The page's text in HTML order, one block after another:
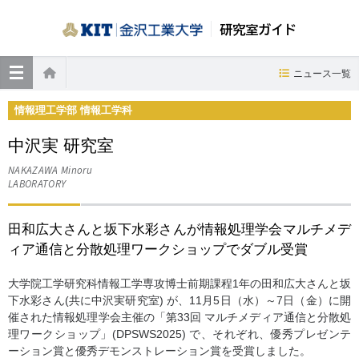
研究室ガイド
ホーム
ニュース一覧
情報理工学部 情報工学科
中沢実 研究室
NAKAZAWA Minoru
LABORATORY
田和広大さんと坂下水彩さんが情報処理学会マルチメデ
ィア通信と分散処理ワークショップでダブル受賞
大学院工学研究科情報工学専攻博士前期課程1年の田和広大さんと坂
下水彩さん(共に中沢実研究室) が、11月5日（水）～7日（金）に開
催された情報処理学会主催の「第33回 マルチメディア通信と分散処
理ワークショップ」(DPSWS2025) で、それぞれ、優秀プレゼンテ
ーション賞と優秀デモンストレーション賞を受賞しました。